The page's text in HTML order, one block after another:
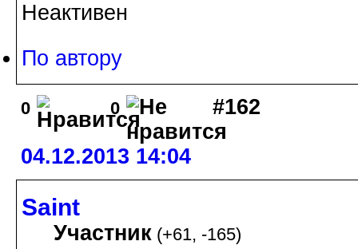
Неактивен
По автору
0 0 #162
04.12.2013 14:04
Saint
Участник (+61, -165)